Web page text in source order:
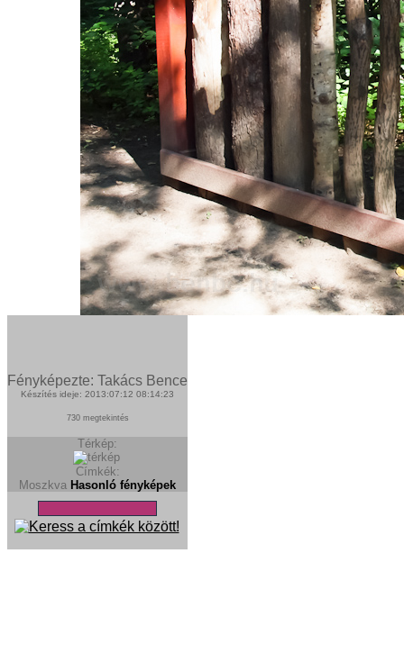
Fényképezte: Takács Bence
Készítés ideje: 2013:07:12 08:14:23
730 megtekintés
Térkép:
Címkék:
Moszkva Hasonló fényképek